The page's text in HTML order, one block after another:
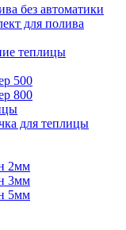
без автоматики
для полива
теплицы
500
800
для теплицы
2мм
3мм
5мм